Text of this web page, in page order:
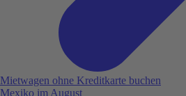
Mietwagen ohne Kreditkarte buchen
Mexiko im August